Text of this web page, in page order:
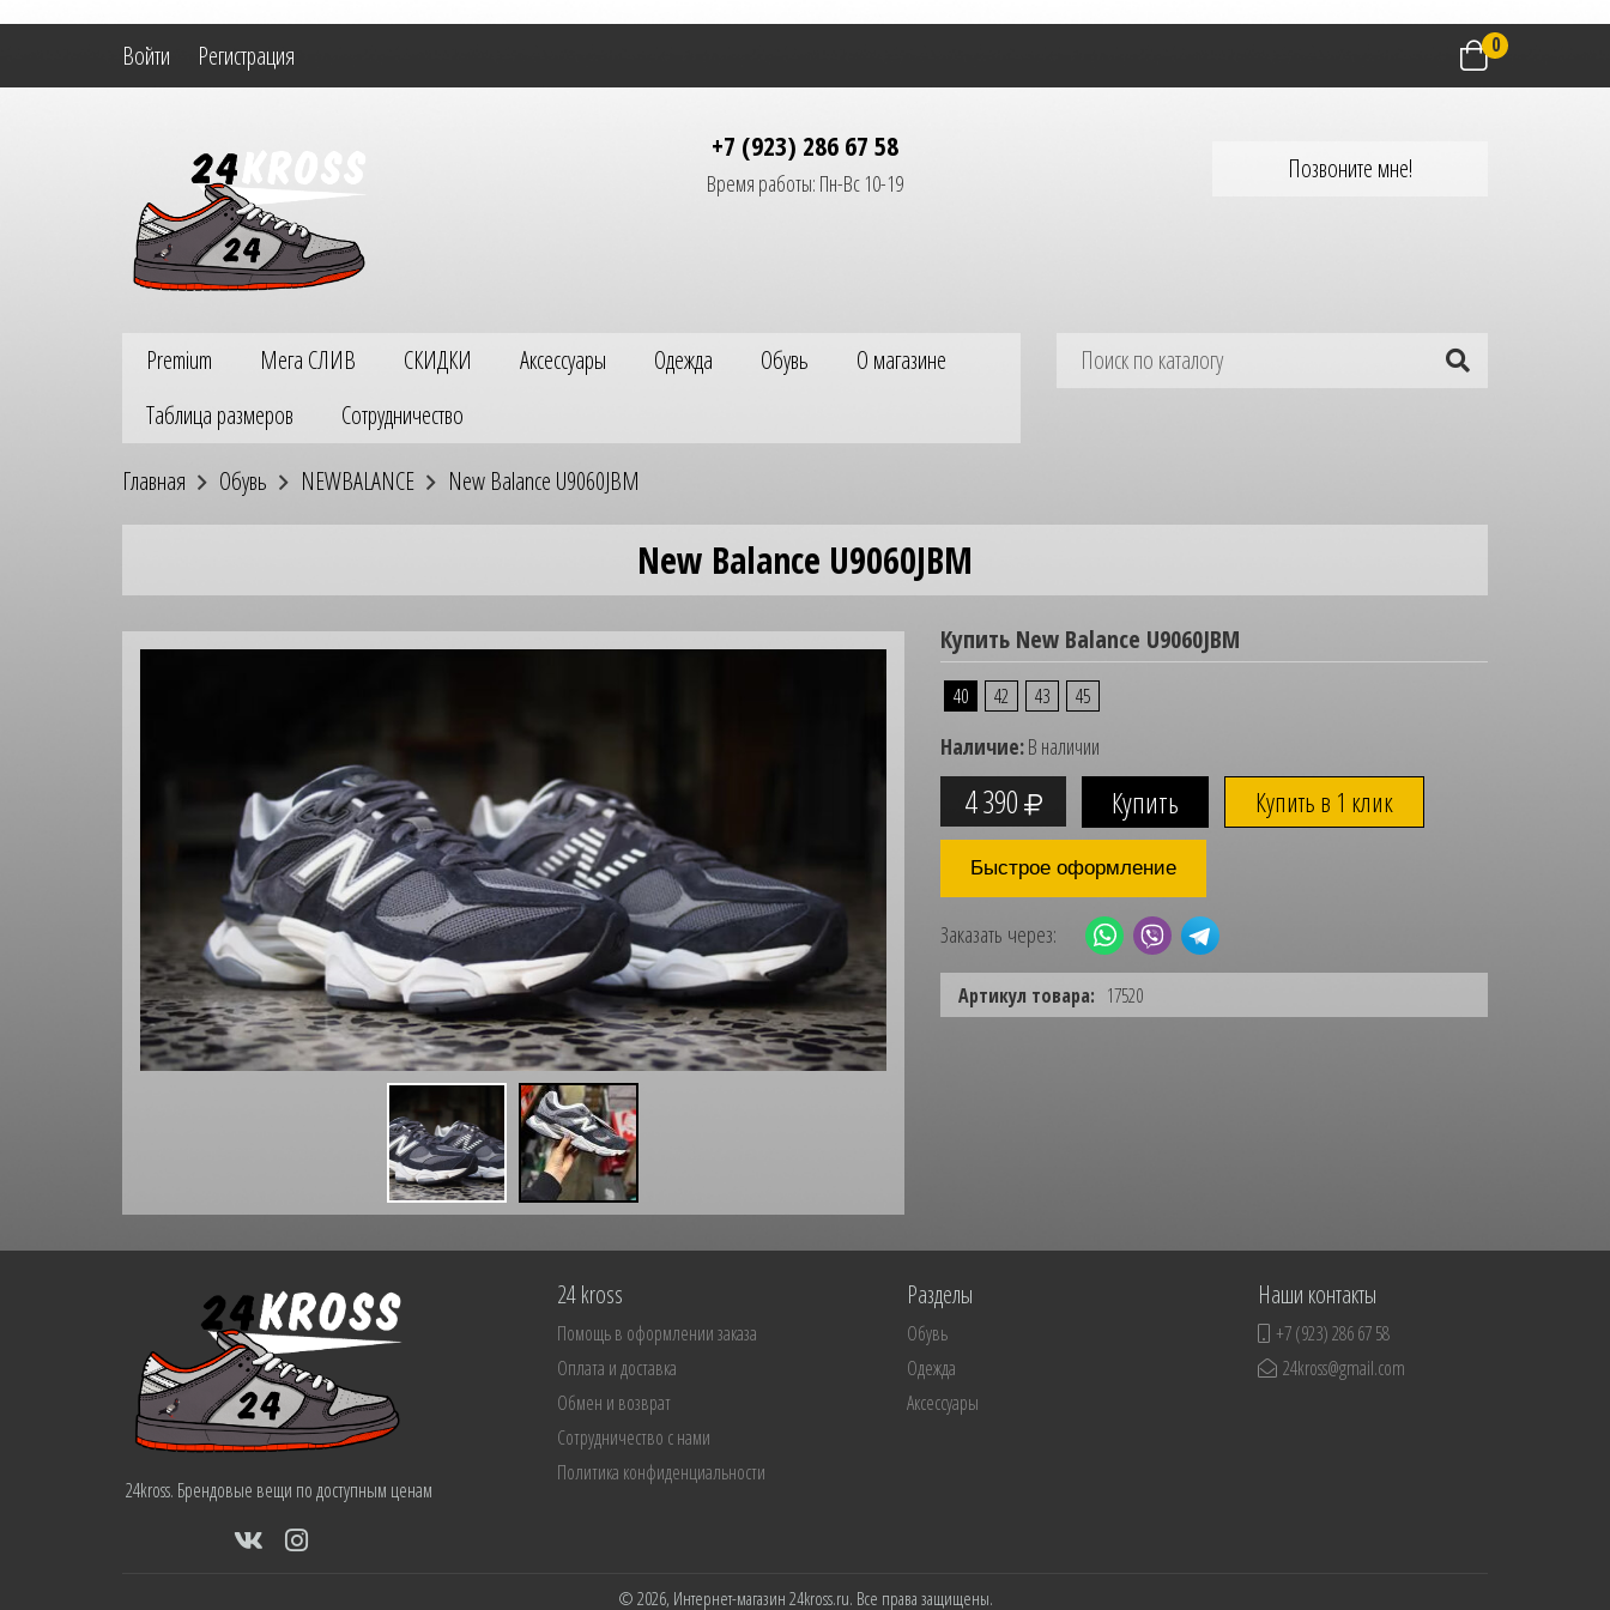
Войти Регистрация 0
+7 (923) 286 67 58
Время работы: Пн-Вс 10-19 Позвоните мне!
Premium Мега СЛИВ СКИДКИ Аксессуары Одежда Обувь
О магазине
Таблица размеров
Сотрудничество
Главная Обувь NEWBALANCE New Balance U9060JBM
New Balance U9060JBM
Купить New Balance U9060JBM
40 42 43 45
Наличие:В наличии
4 390 Купить в 1 клик
Быстрое оформление
Заказать через:
Артикул товара: 17520
24kross. Брендовые вещи по доступным ценам
24 kross
Помощь в оформлении заказа
Оплата и доставка
Обмен и возврат
Сотрудничество с нами
Политика конфиденциальности
Разделы
Обувь
Одежда
Аксессуары
Наши контакты
+7 (923) 286 67 58
24kross@gmail.com
© 2026, Интернет-магазин 24kross.ru. Все права защищены.